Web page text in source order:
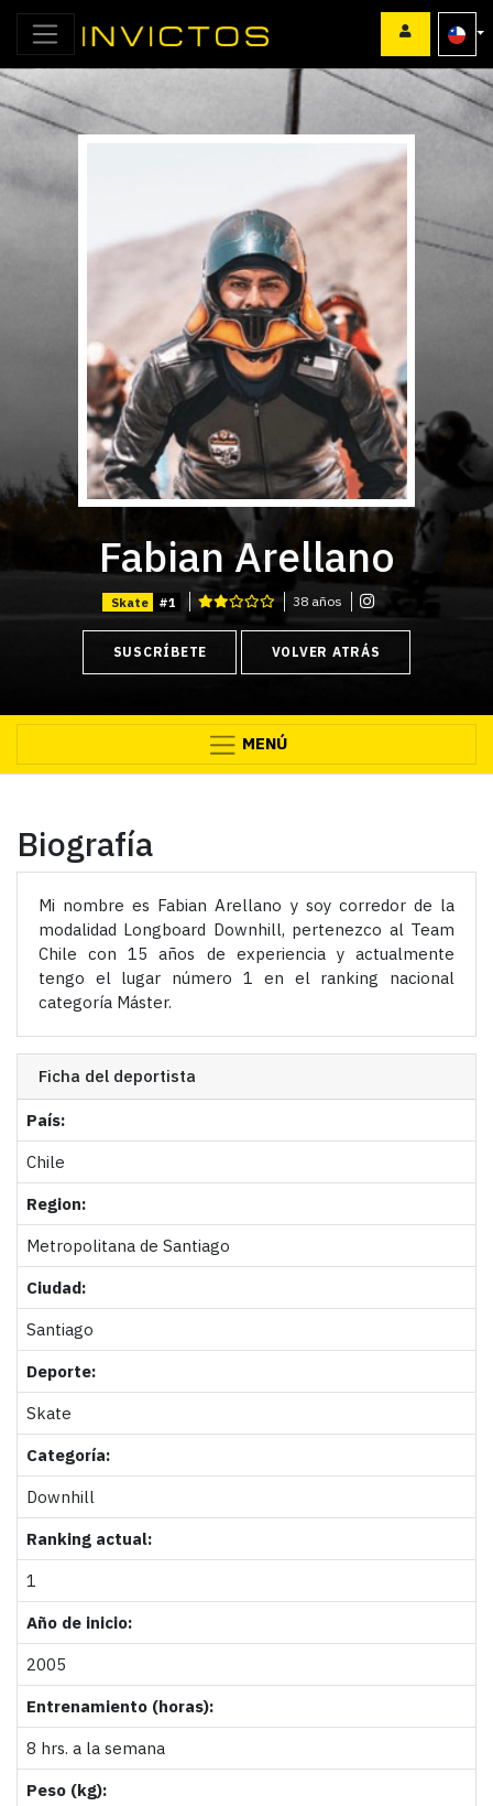
Fabian Arellano
Skate #1 38 años
SUSCRÍBETE VOLVER ATRÁS
MENÚ
Biografía
Mi nombre es Fabian Arellano y soy corredor de la
modalidad Longboard Downhill, pertenezco al Team
Chile con 15 años de experiencia y actualmente
tengo el lugar número 1 en el ranking nacional
categoría Máster.
Ficha del deportista
País:
Chile
Region:
Metropolitana de Santiago
Ciudad:
Santiago
Deporte:
Skate
Categoría:
Downhill
Ranking actual:
1
Año de inicio:
2005
Entrenamiento (horas):
8 hrs. a la semana
Peso (kg):